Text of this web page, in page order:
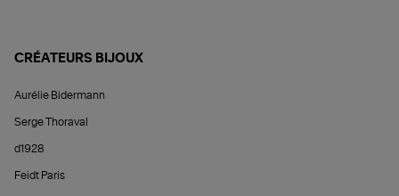
CRÉATEURS BIJOUX
Aurélie Bidermann
Serge Thoraval
d1928
Feidt Paris